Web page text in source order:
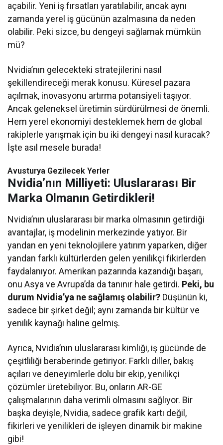
açabilir. Yeni iş fırsatları yaratılabilir, ancak aynı
zamanda yerel iş gücünün azalmasına da neden
olabilir. Peki sizce, bu dengeyi sağlamak mümkün
mü?
Nvidia’nın gelecekteki stratejilerini nasıl
şekillendireceği merak konusu. Küresel pazara
açılmak, inovasyonu artırma potansiyeli taşıyor.
Ancak geleneksel üretimin sürdürülmesi de önemli.
Hem yerel ekonomiyi desteklemek hem de global
rakiplerle yarışmak için bu iki dengeyi nasıl kuracak?
İşte asıl mesele burada!
Avusturya Gezilecek Yerler
Nvidia’nın Milliyeti: Uluslararası Bir
Marka Olmanın Getirdikleri!
Nvidia’nın uluslararası bir marka olmasının getirdiği
avantajlar, iş modelinin merkezinde yatıyor. Bir
yandan en yeni teknolojilere yatırım yaparken, diğer
yandan farklı kültürlerden gelen yenilikçi fikirlerden
faydalanıyor. Amerikan pazarında kazandığı başarı,
onu Asya ve Avrupa’da da tanınır hale getirdi. Peki, bu
durum Nvidia’ya ne sağlamış olabilir? Düşünün ki,
sadece bir şirket değil; aynı zamanda bir kültür ve
yenilik kaynağı haline gelmiş.
Ayrıca, Nvidia’nın uluslararası kimliği, iş gücünde de
çeşitliliği beraberinde getiriyor. Farklı diller, bakış
açıları ve deneyimlerle dolu bir ekip, yenilikçi
çözümler üretebiliyor. Bu, onların AR-GE
çalışmalarının daha verimli olmasını sağlıyor. Bir
başka deyişle, Nvidia, sadece grafik kartı değil,
fikirleri ve yenilikleri de işleyen dinamik bir makine
gibi!